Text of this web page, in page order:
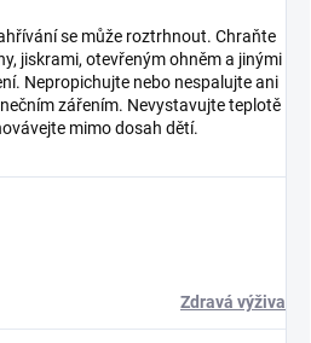
se může roztrhnout. Chraňte
jiskrami, otevřeným ohněm a jinými
Nepropichujte nebo nespalujte ani
zářením. Nevystavujte teplotě
mimo dosah dětí.
Zdravá výživa